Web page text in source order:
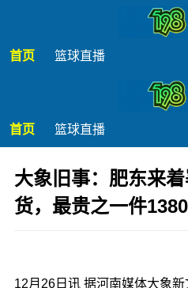
首页 篮球直播
首页 篮球直播
大象旧事：肥东来
货，最贵之一件
12月26日讯 据河南媒体大象